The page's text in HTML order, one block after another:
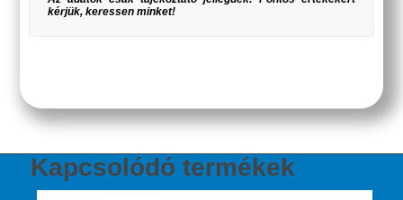
kérjük, keressen minket!
Kapcsolódó termékek